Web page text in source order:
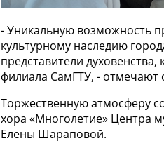
- Уникальную возможность
культурному наследию
представители
филиала СамГТУ, - отмечают
Торжественную атмосферу
хора «Многолетие» Центра
Елены Шараповой.